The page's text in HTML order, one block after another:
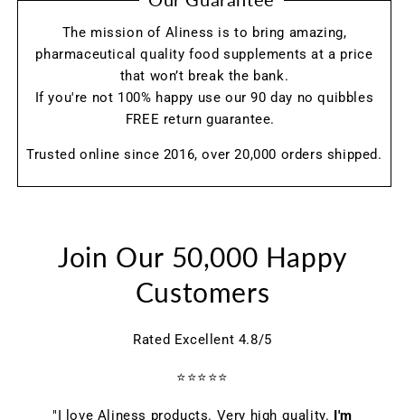
The mission of Aliness is to bring amazing,
pharmaceutical quality food supplements at a price
that won’t break the bank.
If you're not 100% happy use our 90 day no quibbles
FREE return guarantee.
Trusted online since 2016, over 20,000 orders shipped.
Join Our 50,000 Happy
Customers
Rated Excellent 4.8/5
⭐⭐⭐⭐⭐
"I love Aliness products. Very high quality. I'm